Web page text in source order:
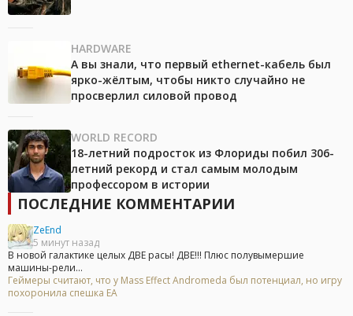
HARDWARE
А вы знали, что первый ethernet-кабель был
ярко-жёлтым, чтобы никто случайно не
просверлил силовой провод
WORLD RECORD
18-летний подросток из Флориды побил 306-
летний рекорд и стал самым молодым
профессором в истории
ПОСЛЕДНИЕ КОММЕНТАРИИ
ZeEnd
5 минут назад
В новой галактике целых ДВЕ расы! ДВЕ!!! Плюс полувымершие
машины-рели...
Геймеры считают, что у Mass Effect Andromeda был потенциал, но игру
похоронила спешка EA